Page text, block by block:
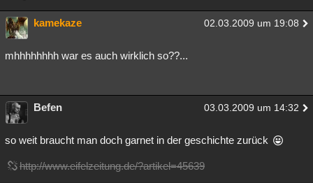
kamekaze 02.03.2009 um 19:08
mhhhhhhhh war es auch wirklich so??...
Befen 03.03.2009 um 14:32
so weit braucht man doch garnet in der geschichte zurück
http://www.eifelzeitung.de/?artikel=45639